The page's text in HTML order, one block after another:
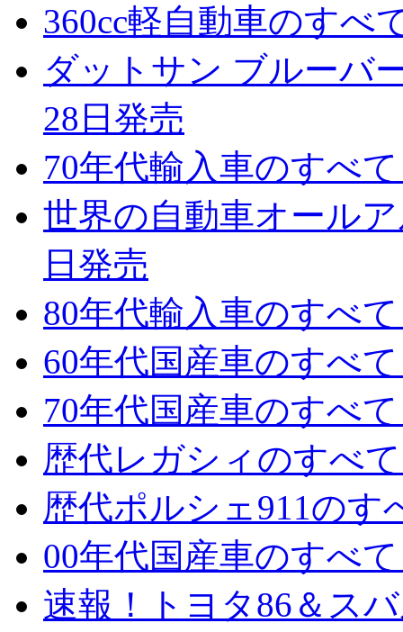
360cc軽自動車のす
ダットサン ブルーバ
28日発売
70年代輸入車のすべ
世界の自動車オール
日発売
80年代輸入車のすべ
60年代国産車のすべ
70年代国産車のすべ
歴代レガシィのすべ
歴代ポルシェ911の
00年代国産車のすべ
速報！トヨタ86＆ス